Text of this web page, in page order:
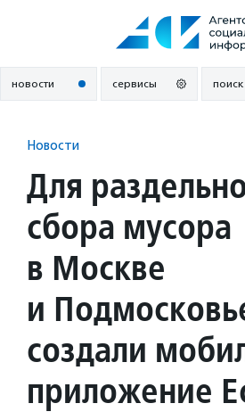
новости сервисы поиск
Новости
Для
сбора мусора
в Москве
и
создали
приложение